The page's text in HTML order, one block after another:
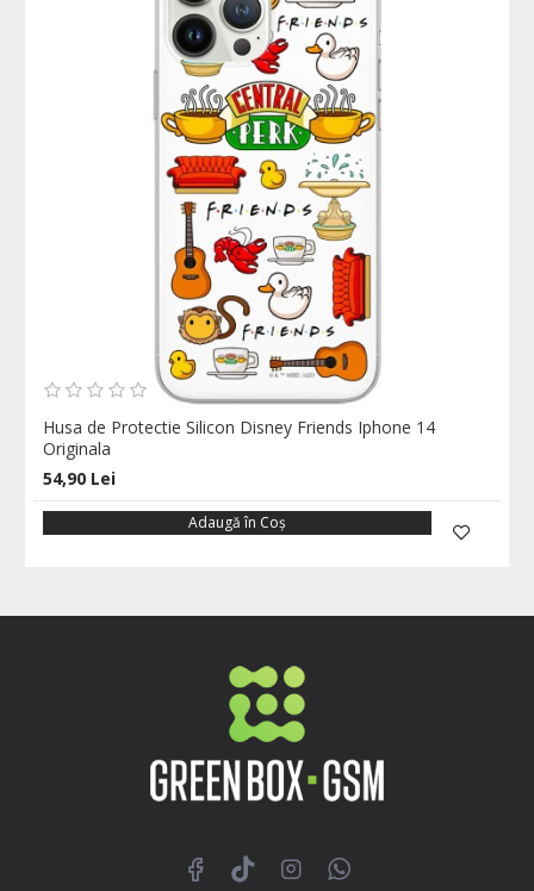
Husa de Protectie Silicon Disney Friends Iphone 14
Originala
54,90 Lei
Adaugă în Coş